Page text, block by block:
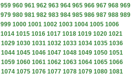
959 960 961 962 963 964 965 966 967 968 969
979 980 981 982 983 984 985 986 987 988 989
999 1000 1001 1002 1003 1004 1005 1006
1014 1015 1016 1017 1018 1019 1020 1021
1029 1030 1031 1032 1033 1034 1035 1036
1044 1045 1046 1047 1048 1049 1050 1051
1059 1060 1061 1062 1063 1064 1065 1066
1074 1075 1076 1077 1078 1079 1080 1081